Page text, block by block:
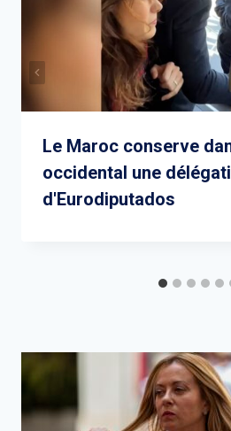
Le Maroc conserve
occidental une
d'Eurodiputados